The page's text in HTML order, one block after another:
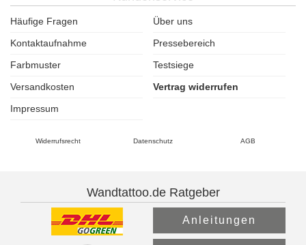
Häufige Fragen
Über uns
Kontaktaufnahme
Pressebereich
Farbmuster
Testsiege
Versandkosten
Vertrag widerrufen
Impressum
Widerrufsrecht Datenschutz AGB
Wandtattoo.de Ratgeber
Anleitungen